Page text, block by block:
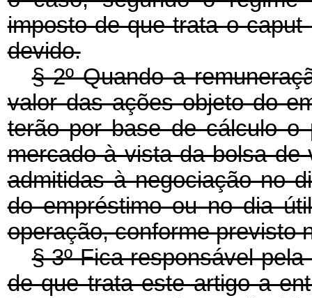
imposto de que trata ocaput
devido.
§ 2º Quando a
valor das ações objeto do
terão por base de cálculo o
mercado à vista da bolsa de
admitidas à negociação no
do empréstimo ou no dia
operação, conforme previsto
§ 3º Fica responsável
de que trata este artigo a